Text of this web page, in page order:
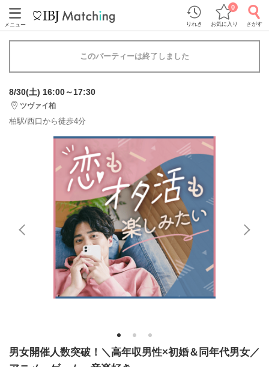
メニュー りれき お気に入り
0
さがす
このパーティーは終了しました
8/30(土) 16:00～17:30
ツヴァイ柏
柏駅/西口から徒歩4分
1 2 3
男女開催人数突破！＼高年収男性×初婚＆同年代男女／